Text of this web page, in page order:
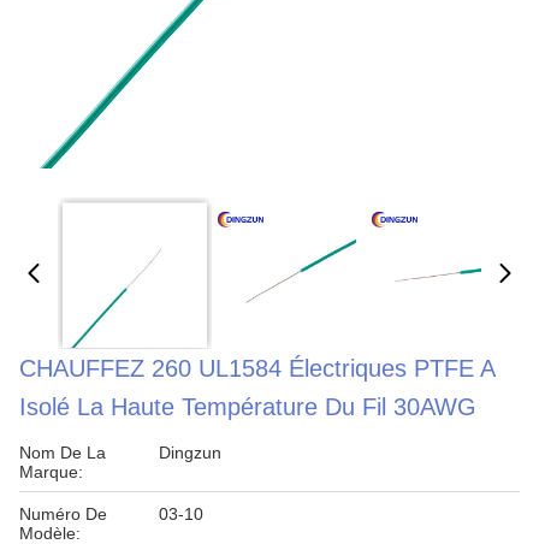
CHAUFFEZ 260 UL1584 Électriques PTFE A
Isolé La Haute Température Du Fil 30AWG
Nom De La
Marque:
Dingzun
Numéro De
Modèle:
03-10